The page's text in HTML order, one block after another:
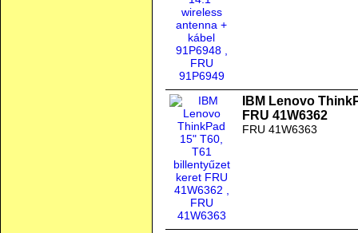
IBM Lenovo
FRU 41W6362
FRU 41W6363